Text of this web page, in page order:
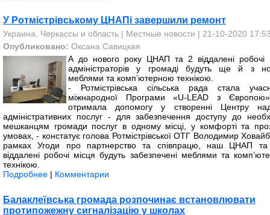
У Ротмістрівському ЦНАПі завершили ремонт
Украина, Черкассы и область | Местные новости | 21-10-2020
Опубликовано: Оксана Савицкая
А до нового року ЦНАП та 2 віддалені робочі
адміністраторів у громаді будуть ще й з
меблями та комп’ютерною технікою.
- Ротмістрівська сільська рада стала
міжнародної Програми «U-LEAD з
отримала допомогу у створенні Центру
адміністративних послуг - для забезпечення доступу до
мешканцям громади послуг в одному місці, у комфорті та
умовах, - констатує голова Ротмістрівської ОТГ Володимир
рамках Угоди про партнерство та співпрацю, наш ЦНАП та
віддалені робочі місця будуть забезпечені меблями та
технікою.
Подробнее | Комментарии
Балаклеївська громада розпочинає встановлювати
протипожежну сигналізацію у школах